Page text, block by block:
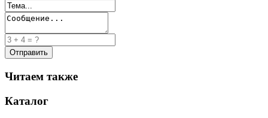
Читаем также
Каталог